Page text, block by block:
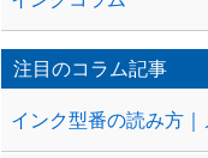
注目のコラム記事
インク型番の読み方